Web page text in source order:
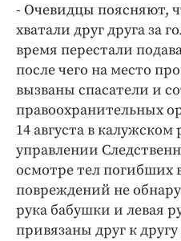
- Очевидцы поясняют,
хватали друг друга за
время перестали
после чего на место
вызваны спасатели и
правоохранительных
14 августа в
управлении
осмотре тел погибших
повреждений не
рука бабушки и левая
привязаны друг к